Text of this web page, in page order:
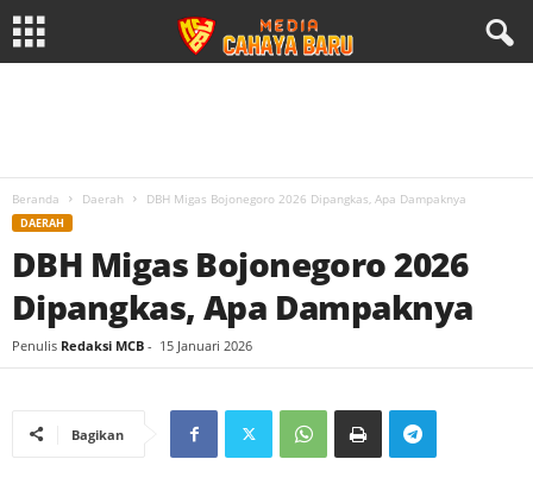
Beranda Daerah DBH Migas Bojonegoro 2026 Dipangkas, Apa Dampaknya
DAERAH
DBH Migas Bojonegoro 2026
Dipangkas, Apa Dampaknya
Penulis Redaksi MCB - 15 Januari 2026
Bagikan